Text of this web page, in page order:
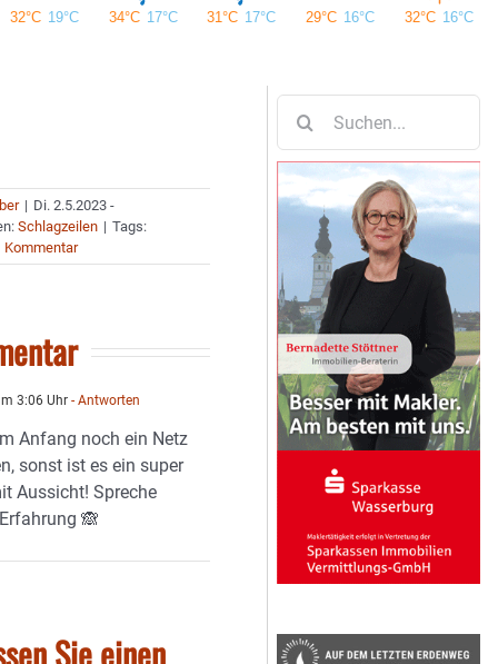
| Di. 2.5.2023 -
Schlagzeilen | Tags:
Kommentar
3:06 Uhr - Antworten
Anfang noch ein Netz
sonst ist es ein super
Aussicht! Spreche
🙈
Sie einen
nach: